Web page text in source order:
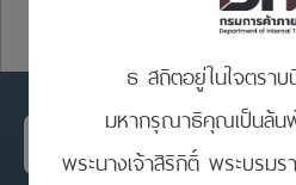
ธ สถิตอยู่ในใจตรา
มหากรุณาธิคุณเป็นล้น
พระนางเจ้าสิริกิติ์ พระบรม